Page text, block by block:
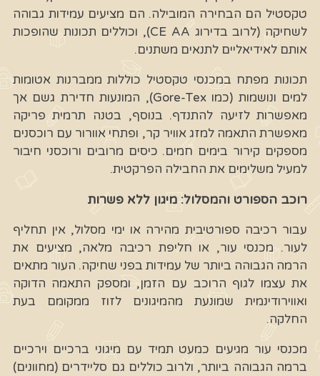
טקסטיל הם הבחירה המובילה. הם מציעים עמידות גבוהה
לשחיקה (לרוב בדירוג CE AA), וכוללים תכונות שהופכות
אותם לאידיאליים לתנאים משתנים.
תכונות מפתח במכנסי טקסטיל כוללות ממברנות אטומות
למים ונושמות (כמו Gore-Tex), המונעות חדירת גשם אך
מאפשרות לזיעה להתנדף. בנוסף, בטנה תרמית פריקה
מאפשרת התאמה למזג אוויר קר, ופתחי אוורור עם רוכסנים
מספקים קירור בימים חמים. כיסים מרובים ורוכסני חיבור
למעיל משלימים את החבילה הפרקטית.
רוכב הספורט והמסלול: מיגון ללא פשרות
עבור רכיבה ספורטיבית מהירה או ימי מסלול, אין תחליף
לעור. מכנסי עור, או חליפת רכיבה מלאה, מציעים את
הרמה הגבוהה ביותר של עמידות בפני שחיקה. העור מתאים
את עצמו לגוף הרוכב עם הזמן, ומספק התאמה הדוקה
ואווירודינמית שמונעת מהמיגונים לזוז ממקומם בעת
החלקה.
מכנסי עור מגיעים כמעט תמיד עם מיגוני ברכיים וירכיים
ברמה הגבוהה ביותר, ולרוב כוללים גם סליידרים (מחוונים)